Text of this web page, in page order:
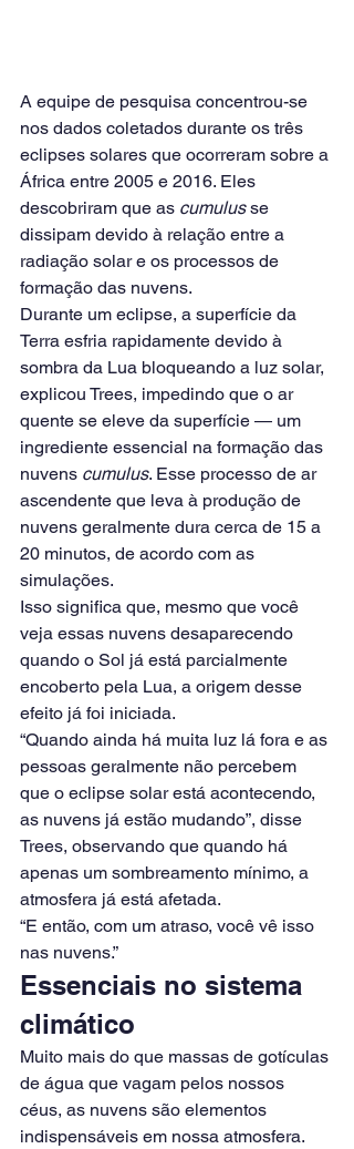
A equipe de pesquisa concentrou-se
nos dados coletados durante os três
eclipses solares que ocorreram sobre a
África entre 2005 e 2016. Eles
descobriram que as cumulus se
dissipam devido à relação entre a
radiação solar e os processos de
formação das nuvens.
Durante um eclipse, a superfície da
Terra esfria rapidamente devido à
sombra da Lua bloqueando a luz solar,
explicou Trees, impedindo que o ar
quente se eleve da superfície — um
ingrediente essencial na formação das
nuvens cumulus. Esse processo de ar
ascendente que leva à produção de
nuvens geralmente dura cerca de 15 a
20 minutos, de acordo com as
simulações.
Isso significa que, mesmo que você
veja essas nuvens desaparecendo
quando o Sol já está parcialmente
encoberto pela Lua, a origem desse
efeito já foi iniciada.
“Quando ainda há muita luz lá fora e as
pessoas geralmente não percebem
que o eclipse solar está acontecendo,
as nuvens já estão mudando”, disse
Trees, observando que quando há
apenas um sombreamento mínimo, a
atmosfera já está afetada.
“E então, com um atraso, você vê isso
nas nuvens.”
Essenciais no sistema
climático
Muito mais do que massas de gotículas
de água que vagam pelos nossos
céus, as nuvens são elementos
indispensáveis em nossa atmosfera.